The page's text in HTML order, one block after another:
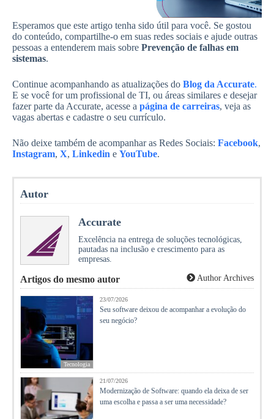
Esperamos que este artigo tenha sido útil para você. Se gostou
do conteúdo, compartilhe-o em suas redes sociais e ajude outras
pessoas a entenderem mais sobre Prevenção de falhas em
sistemas.
Continue acompanhando as atualizações do Blog da Accurate.
E se você for um profissional de TI, ou áreas similares e desejar
fazer parte da Accurate, acesse a página de carreiras, veja as
vagas abertas e cadastre o seu currículo.
Não deixe também de acompanhar as Redes Sociais: Facebook,
Instagram, X, Linkedin e YouTube.
Autor
Accurate
Excelência na entrega de soluções tecnológicas,
pautadas na inclusão e crescimento para as
empresas.
Artigos do mesmo autor Author Archives
Tecnologia
23/07/2026
Seu software deixou de acompanhar a evolução do
seu negócio?
21/07/2026
Modernização de Software: quando ela deixa de ser
uma escolha e passa a ser uma necessidade?